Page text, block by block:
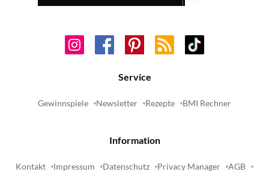
Service
Gewinnspiele Newsletter Rezepte BMI Rechner
Information
Kontakt Impressum Datenschutz Privacy Manager AGB